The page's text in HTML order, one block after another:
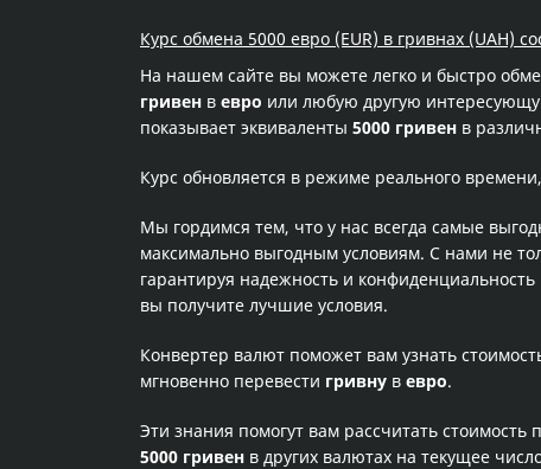
Курс обмена 5000 евро (EUR) в гривнах (UAH)
На нашем сайте вы можете легко и быстро
гривен в евро или любую другую
показывает эквиваленты 5000 гривен в
Курс обновляется в режиме реального
Мы гордимся тем, что у нас всегда самые
максимально выгодным условиям. С нами не
гарантируя надежность и
вы получите лучшие условия.
Конвертер валют поможет вам узнать
мгновенно перевести гривну в евро.
Эти знания помогут вам рассчитать стоимость
5000 гривен в других валютах на текущее